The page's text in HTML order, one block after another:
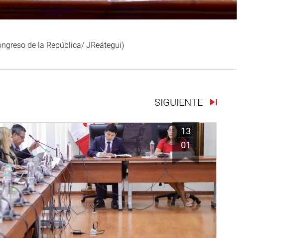
de la República/ JReátegui)
SIGUIENTE
13
01